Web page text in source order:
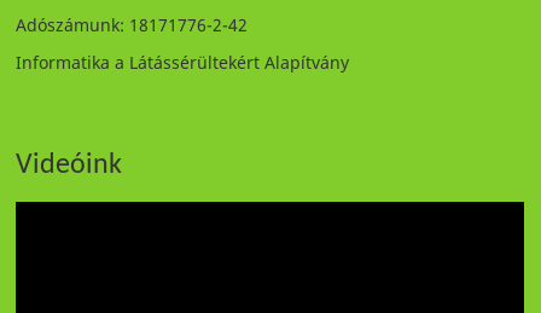
Adószámunk: 18171776-2-42
Informatika a Látássérültekért Alapítvány
Videóink